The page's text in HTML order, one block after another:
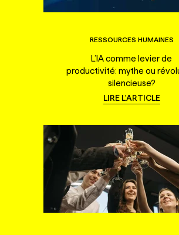
RESSOURCES HUMAINES
L’IA comme levier de
productivité: mythe ou
silencieuse?
LIRE L'ARTICLE